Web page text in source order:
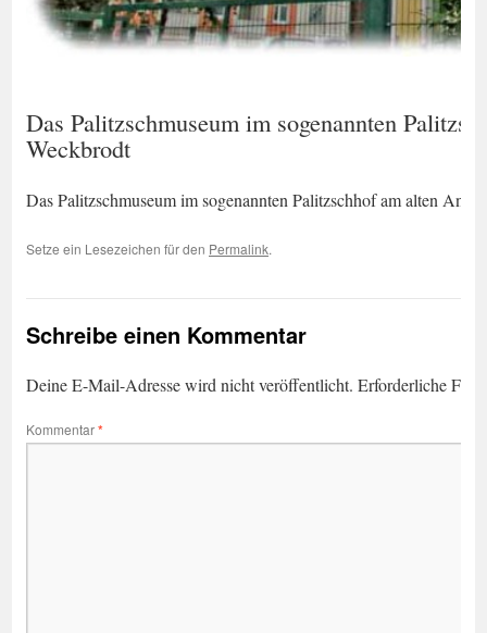
Das Palitzschmuseum im sogenannten
Weckbrodt
Das Palitzschmuseum im sogenannten Palitzschhof am alten
Setze ein Lesezeichen für den Permalink.
Schreibe einen Kommentar
Deine E-Mail-Adresse wird nicht veröffentlicht. Erforderliche
Kommentar*